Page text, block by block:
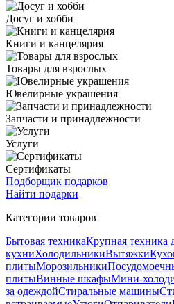
Досуг и хобби
Книги и канцелярия
Товары для взрослых
Ювелирные украшения
Запчасти и принадлежности
Услуги
Сертификаты
Подборщик подарков
Найти подарки
Категории товаров
Бытовая техникаКрупная техника
кухниХолодильникиВытяжки
плитыМорозильники
плитыВинные шкафыМини-
за одеждойСтиральные машины